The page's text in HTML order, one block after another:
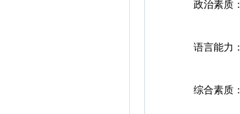
政治素质：
语言能力：
综合素质：